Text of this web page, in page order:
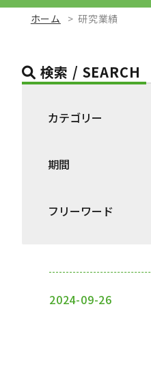
ホーム 研究業績
検索 / SEARCH
カテゴリー
期間
フリーワード
2024-09-26